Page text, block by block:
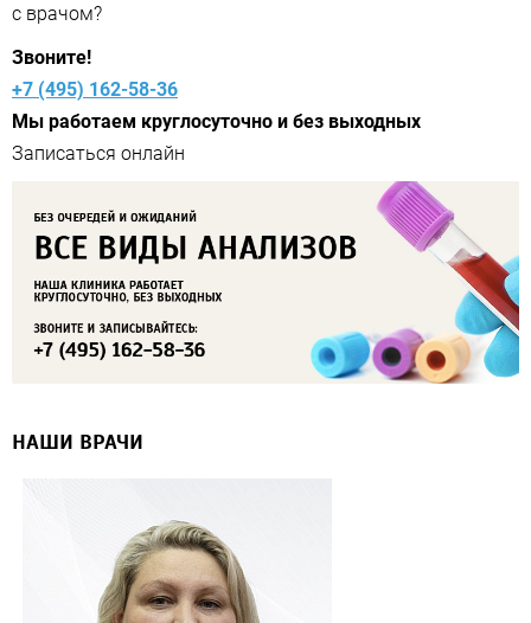
с врачом?
Звоните!
+7 (495) 162-58-36
Мы работаем круглосуточно и без выходных
НАШИ ВРАЧИ